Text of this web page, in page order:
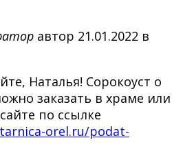
автор 21.01.2022 в
Наталья! Сорокоуст о
заказать в храме или
по ссылке
orel.ru/podat-